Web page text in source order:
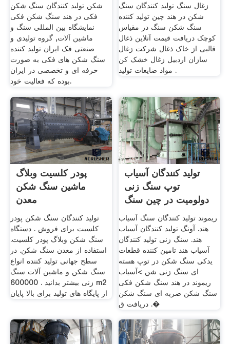
شکن تولید کنندگان سنگ شکن
فکی در هند سنگ شکن فکی
نمایشگاه بین المللی سنگ و
ماشین آلات, گروه تولیدی و
صنعتی فک ایران تولید کننده
سنگ شکن های فکی به صورت
حرفه ای و تخصصی در ایران
بوده که فعالیت خود.
زغال سنگ تولید کنندگان سنگ
شکن در هند چین تولید کننده
سنگ شکن سنگ در مقیاس
کوچک دریافت قیمت آنلاین ذغال
قالبی از خاک ذغال شرکت زغال
سازان اردبیل زغال خشک کن
مواد ضایعات تولید .
پودر کلسیت وبلاگ
ماشین سنگ شکن
معدن
تولید کنندگان سنگ شکن پودر
کلسیت برای فروش . دستگاه
سنگ شکن وبلاگ پودر کلسیت.
استفاده از معدن سنگ شکن. در
سطح جهانی تولید کننده انواع
سنگ شکن و ماشین آلات سنگ
زنی بیشتر بدانید . 600000 m2
از پایگاه های تولید برای بالا پایان
تولید کنندگان آسیاب
توپ سنگ زنی
دولومیت در چین سنگ
معدن
ریموند تولید کنندگان سنگ آسیاب
هند. آونگ تولید کنندگان آسیاب
هند. سنگ زنی تولید کنندگان
آسیاب هند تامین کننده قطعات
یدکی سنگ شکن در توپ هسته
ای سنگ زنی شن >آسیاب
ریموند در هند سنگ شکن فکی
سنگ شکن ضربه ای سنگ شکن
. دریافت ق�